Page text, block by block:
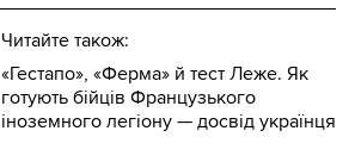
Читайте також:
«Гестапо», «Ферма» й тест Леже. Як
готують бійців Французького
іноземного легіону — досвід українця